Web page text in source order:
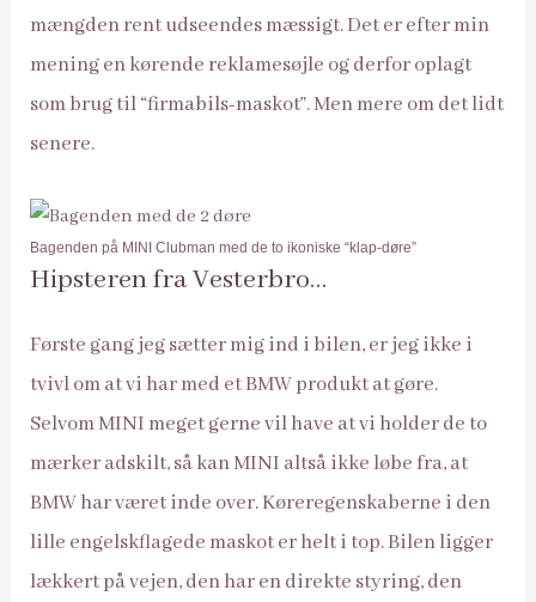
mængden rent udseendes mæssigt. Det er efter min
mening en kørende reklamesøjle og derfor oplagt
som brug til “firmabils-maskot”. Men mere om det lidt
senere.
Bagenden på MINI Clubman med de to ikoniske “klap-døre”
Hipsteren fra Vesterbro…
Første gang jeg sætter mig ind i bilen, er jeg ikke i
tvivl om at vi har med et BMW produkt at gøre.
Selvom MINI meget gerne vil have at vi holder de to
mærker adskilt, så kan MINI altså ikke løbe fra, at
BMW har været inde over. Køreregenskaberne i den
lille engelskflagede maskot er helt i top. Bilen ligger
lækkert på vejen, den har en direkte styring, den